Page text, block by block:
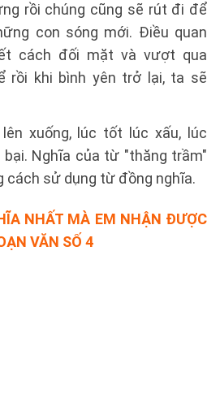
rồi chúng cũng sẽ rút đi để
con sóng mới. Điều quan
cách đối mặt và vượt qua
rồi khi bình yên trở lại, ta sẽ
xuống, lúc tốt lúc xấu, lúc
Nghĩa của từ "thăng trầm"
cách sử dụng từ đồng nghĩa.
NHẤT MÀ EM NHẬN ĐƯỢC
VĂN SỐ 4